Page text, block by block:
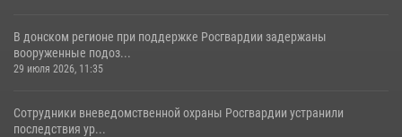
В донском регионе при поддержке Росгвардии задержаны
вооруженные подоз...
29 июля 2026, 11:35
Сотрудники вневедомственной охраны Росгвардии устранили
последствия ур...